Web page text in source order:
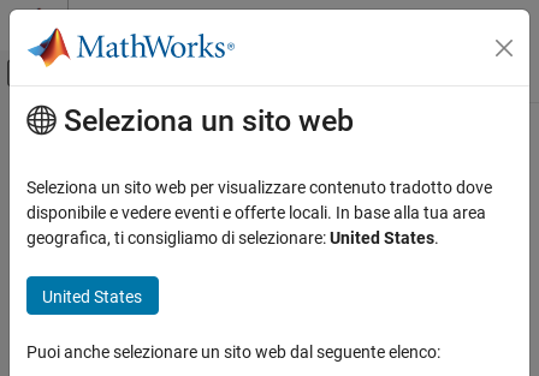
Vai al contenuto
Attiva/disattiva menu di navigazione
Pagina iniziale della documentazione
Sviluppo SoC, ASIC e FPGA
Contenuto principale
How useful was this information?
Seleziona un sito web
Seleziona un sito web per visualizzare contenuto tradotto dove
disponibile e vedere eventi e offerte locali. In base alla tua area
geografica, ti consigliamo di selezionare:United States.
United States
Puoi anche selezionare un sito web dal seguente elenco: